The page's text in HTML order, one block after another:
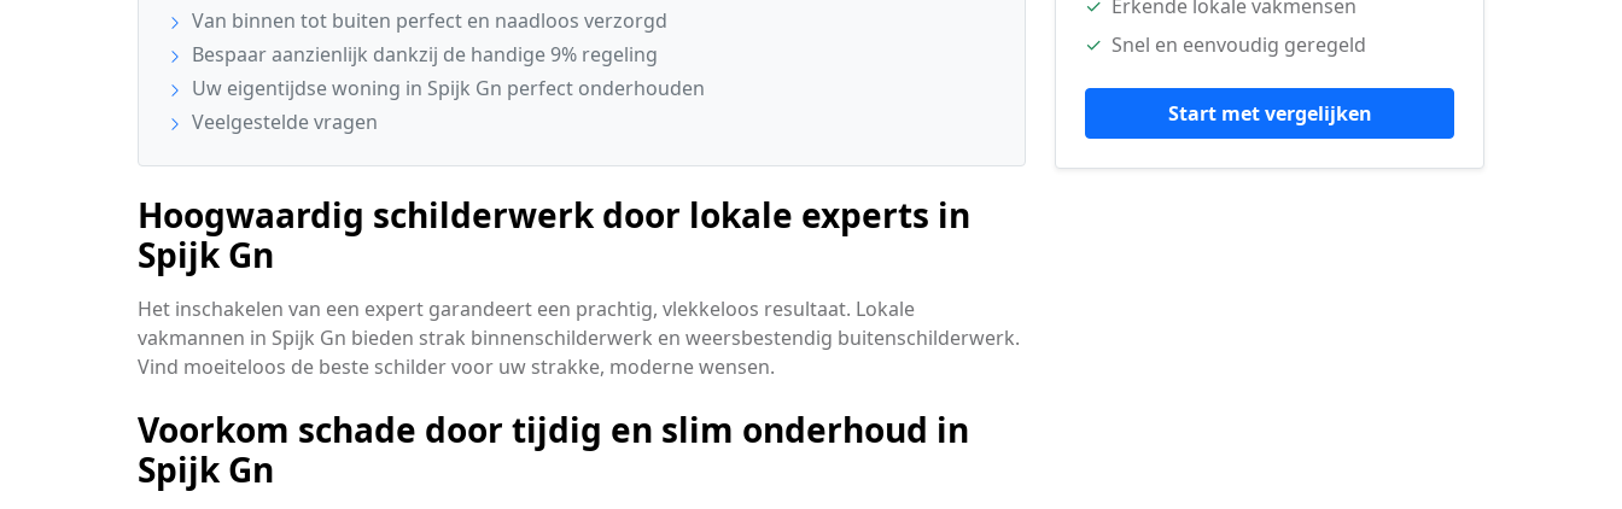
Van binnen tot buiten perfect en naadloos verzorgd
Bespaar aanzienlijk dankzij de handige 9% regeling
Uw eigentijdse woning in Spijk Gn perfect onderhouden
Veelgestelde vragen
Hoogwaardig schilderwerk door lokale experts in
Spijk Gn
Het inschakelen van een expert garandeert een prachtig, vlekkeloos resultaat. Lokale
vakmannen in Spijk Gn bieden strak binnenschilderwerk en weersbestendig buitenschilderwerk.
Vind moeiteloos de beste schilder voor uw strakke, moderne wensen.
Voorkom schade door tijdig en slim onderhoud in
Spijk Gn
✓ Erkende lokale vakmensen
✓ Snel en eenvoudig geregeld
Start met vergelijken